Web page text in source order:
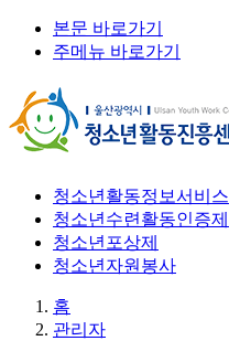
본문 바로가기
주메뉴 바로가기
청소년활동정보서비스
청소년수련활동인증제
청소년포상제
청소년자원봉사
홈
관리자